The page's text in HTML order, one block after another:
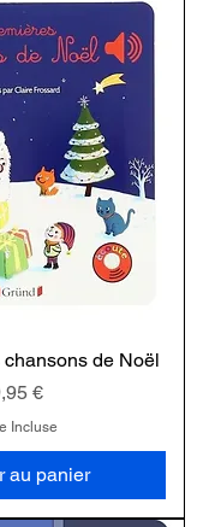
de Noël
€
Incluse
au panier